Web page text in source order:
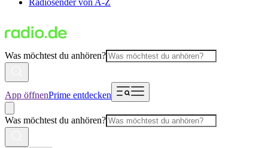
Radiosender von A-Z
Was möchtest du anhören?
App öffnenPrime entdecken
Was möchtest du anhören?